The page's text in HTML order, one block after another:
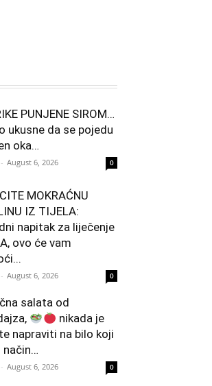
PUNJENE SIROM…
ukusne da se pojedu
oka…
- August 6, 2026 0
MOKRAĆNU
IZ TIJELA:
napitak za liječenje
ovo će vam
- August 6, 2026 0
salata od
nikada je
napraviti na bilo koji
način…
- August 6, 2026 0